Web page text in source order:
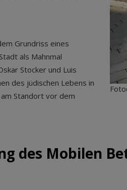
Grundriss eines
als Mahnmal
Stocker und Luis
des jüdischen Lebens in
Standort vor dem
des Mobilen